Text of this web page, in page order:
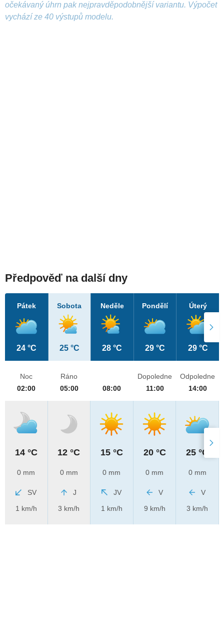
očekávaný úhrn pak nejpravděpodobnější variantu. Výpočet
vychází ze 40 výstupů modelu.
Předpověď na další dny
Pátek
24 °C
Sobota
25 °C
Neděle
28 °C
Pondělí
29 °C
Úterý
29 °C
Noc
02:00
14 °C
0 mm
SV
1 km/h
Ráno
05:00
12 °C
0 mm
J
3 km/h
08:00
15 °C
0 mm
JV
1 km/h
Dopoledne
11:00
20 °C
0 mm
V
9 km/h
Odpoledne
14:00
25 °C
0 mm
V
3 km/h